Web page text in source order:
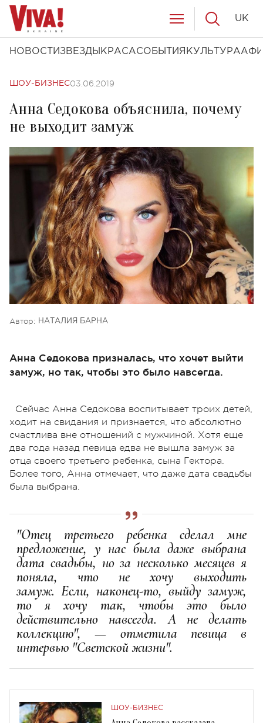
НОВОСТИ ЗВЕЗДЫ КРАСАСОБЫТИЯ КУЛЬТУРА
UK
ШОУ-БИЗНЕС03.06.2019
Анна Седокова объяснила, почему
не выходит замуж
Автор: НАТАЛИЯ БАРНА
Анна Седокова призналась, что хочет выйти
замуж, но так, чтобы это было навсегда.
Сейчас Анна Седокова воспитывает троих детей,
ходит на свидания и признается, что абсолютно
счастлива вне отношений с мужчиной. Хотя еще
два года назад певица едва не вышла замуж за
отца своего третьего ребенка, сына Гектора.
Более того, Анна отмечает, что даже дата свадьбы
была выбрана.
"Отец третьего ребенка сделал мне
предложение, у нас была даже выбрана
дата свадьбы, но за несколько месяцев я
поняла, что не хочу выходить
замуж. Если, наконец-то, выйду замуж,
то я хочу так, чтобы это было
действительно навсегда. А не делать
коллекцию", — отметила певица в
интервью "Светской жизни".
ШОУ-БИЗНЕС